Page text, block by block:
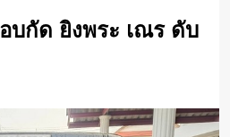
บกัด ยิงพระ เณร ดับ